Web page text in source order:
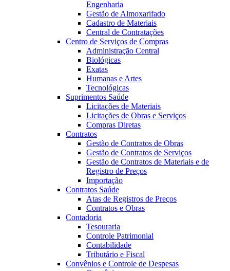
Engenharia
Gestão de Almoxarifado
Cadastro de Materiais
Central de Contratações
Centro de Serviços de Compras
Administração Central
Biológicas
Exatas
Humanas e Artes
Tecnológicas
Suprimentos Saúde
Licitações de Materiais
Licitações de Obras e Serviços
Compras Diretas
Contratos
Gestão de Contratos de Obras
Gestão de Contratos de Serviços
Gestão de Contratos de Materiais e de
Registro de Preços
Importação
Contratos Saúde
Atas de Registros de Preços
Contratos e Obras
Contadoria
Tesouraria
Controle Patrimonial
Contabilidade
Tributário e Fiscal
Convênios e Controle de Despesas